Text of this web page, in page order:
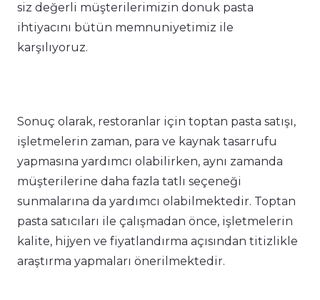
siz değerli müşterilerimizin donuk pasta
ihtiyacını bütün memnuniyetimiz ile
karşılıyoruz.
Sonuç olarak, restoranlar için toptan pasta satışı,
işletmelerin zaman, para ve kaynak tasarrufu
yapmasına yardımcı olabilirken, aynı zamanda
müşterilerine daha fazla tatlı seçeneği
sunmalarına da yardımcı olabilmektedir. Toptan
pasta satıcıları ile çalışmadan önce, işletmelerin
kalite, hijyen ve fiyatlandırma açısından titizlikle
araştırma yapmaları önerilmektedir.